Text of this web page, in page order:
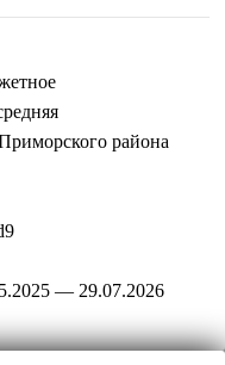
района
— 29.07.2026